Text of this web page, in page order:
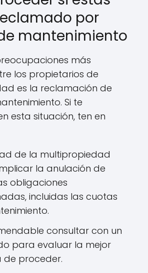
por
mantenimiento
más
los propietarios de
es la reclamación de
Si te
esta situación, ten en
de la multipropiedad
la anulación de
obligaciones
incluidas las cuotas
consultar con un
para evaluar la mejor
de proceder.